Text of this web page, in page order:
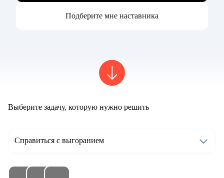
Подберите мне наставника
Выберите задачу, которую нужно решить
Справиться с выгоранием